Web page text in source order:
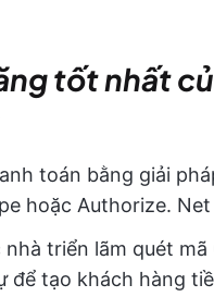
tốt nhất
toán bằng giải
hoặc Authorize. Net
triển lãm quét mã
để tạo khách hàng